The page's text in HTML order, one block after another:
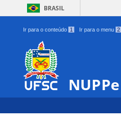
BRASIL
Ir para o conteúdo 1 Ir para o menu 2
NUPPe